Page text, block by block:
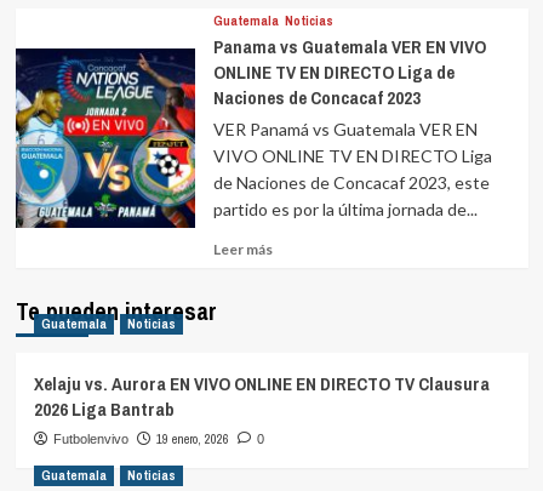
sobre
Guatemala Noticias
Panama vs Guatemala VER EN VIVO
ONLINE TV EN DIRECTO Liga de
Naciones de Concacaf 2023
VER Panamá vs Guatemala VER EN
VIVO ONLINE TV EN DIRECTO Liga
de Naciones de Concacaf 2023, este
partido es por la última jornada de...
Leer másLeer
Te pueden interesar
Guatemala Noticias
Xelaju vs. Aurora EN VIVO ONLINE EN DIRECTO TV Clausura
2026 Liga Bantrab
Futbolenvivo 19 enero, 2026 0
Guatemala Noticias